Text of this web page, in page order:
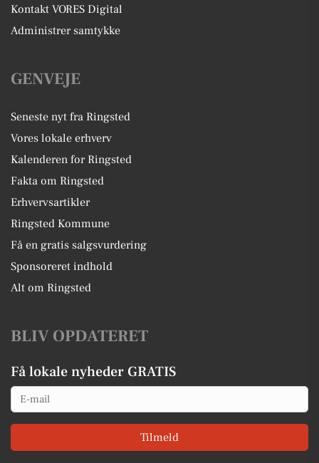
Kontakt VORES Digital
Administrer samtykke
GENVEJE
Seneste nyt fra Ringsted
Vores lokale erhverv
Kalenderen for Ringsted
Fakta om Ringsted
Erhvervsartikler
Ringsted Kommune
Få en gratis salgsvurdering
Sponsoreret indhold
Alt om Ringsted
BLIV OPDATERET
Få lokale nyheder GRATIS
Email
Tilmeld